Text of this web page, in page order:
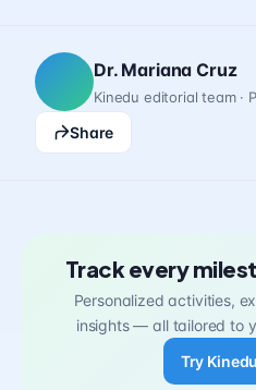
Dr. Mariana Cruz
Kinedu editorial team ·
Share
Track every
Personalized activities,
insights — all tailored to
Try